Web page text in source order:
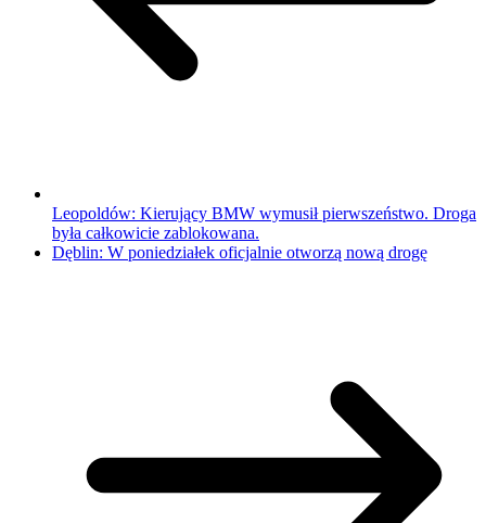
Leopoldów: Kierujący BMW wymusił pierwszeństwo. Droga
była całkowicie zablokowana.
Dęblin: W poniedziałek oficjalnie otworzą nową drogę